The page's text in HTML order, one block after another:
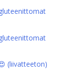
(liivatteeton)